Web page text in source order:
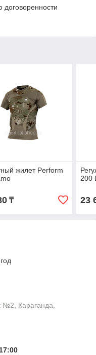
договоренности
жилет Perform
₸
200
23
№2, Караганда,